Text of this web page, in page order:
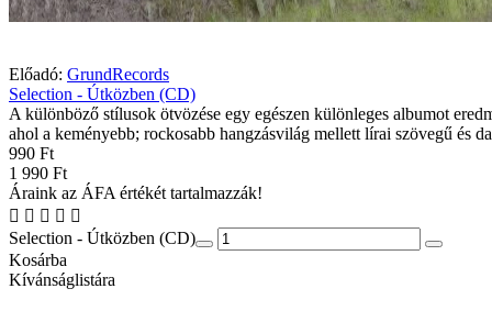
Előadó: GrundRecords
Selection - Útközben (CD)
A különböző stílusok ötvözése egy egészen különleges albumot
ahol a keményebb; rockosabb hangzásvilág mellett lírai szövegű és
990 Ft
1 990 Ft
Áraink az ÁFA értékét tartalmazzák!
Selection - Útközben (CD)
Kosárba
Kívánságlistára